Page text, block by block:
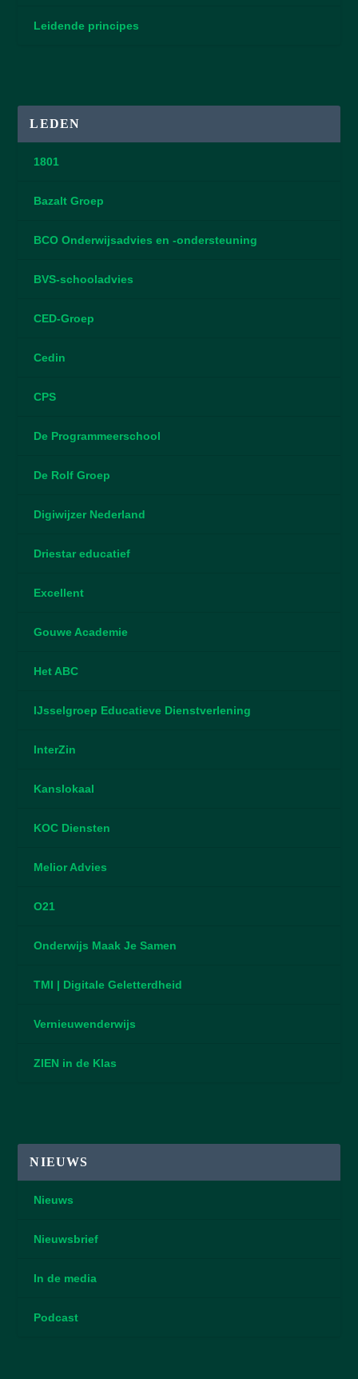
Leidende principes
LEDEN
1801
Bazalt Groep
BCO Onderwijsadvies en -ondersteuning
BVS-schooladvies
CED-Groep
Cedin
CPS
De Programmeerschool
De Rolf Groep
Digiwijzer Nederland
Driestar educatief
Excellent
Gouwe Academie
Het ABC
IJsselgroep Educatieve Dienstverlening
InterZin
Kanslokaal
KOC Diensten
Melior Advies
O21
Onderwijs Maak Je Samen
TMI | Digitale Geletterdheid
Vernieuwenderwijs
ZIEN in de Klas
NIEUWS
Nieuws
Nieuwsbrief
In de media
Podcast